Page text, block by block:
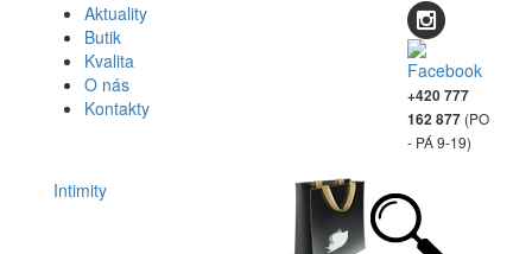
Aktuality
Butik
Kvalita
O nás
Kontakty
+420 777
162 877 (PO
- PÁ 9-19)
Intimity